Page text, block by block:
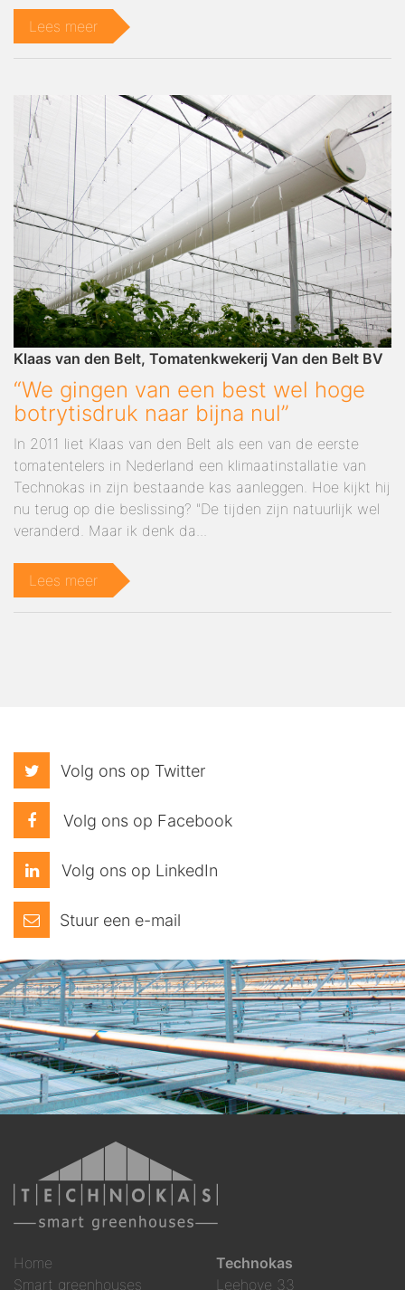
Lees meer
Klaas van den Belt, Tomatenkwekerij Van den Belt BV
“We gingen van een best wel hoge
botrytisdruk naar bijna nul”
In 2011 liet Klaas van den Belt als een van de eerste
tomatentelers in Nederland een klimaatinstallatie van
Technokas in zijn bestaande kas aanleggen. Hoe kijkt hij
nu terug op die beslissing? "De tijden zijn natuurlijk wel
veranderd. Maar ik denk da...
Lees meer
Volg ons op Twitter
Volg ons op Facebook
Volg ons op LinkedIn
Stuur een e-mail
Home
Smart greenhouses
Technokas
Leehove 33